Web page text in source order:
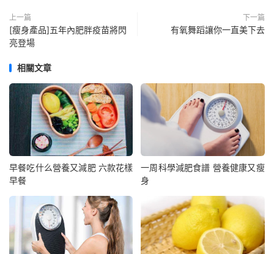
上一篇
[瘦身產品]五年內肥胖疫苗將閃
亮登場
下一篇
有氧舞蹈讓你一直美下去
相關文章
早餐吃什么營養又減肥 六款花樣
早餐
一周科學減肥食譜 營養健康又瘦
身